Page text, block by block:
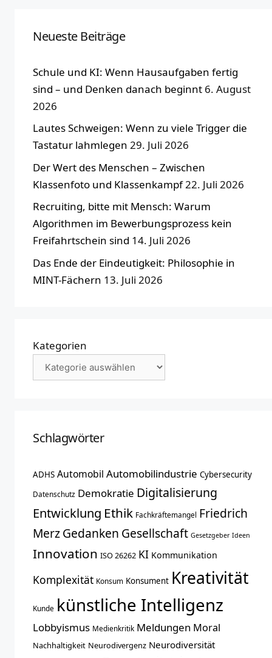
Neueste Beiträge
Schule und KI: Wenn Hausaufgaben fertig
sind – und Denken danach beginnt 6. August
2026
Lautes Schweigen: Wenn zu viele Trigger die
Tastatur lahmlegen 29. Juli 2026
Der Wert des Menschen – Zwischen
Klassenfoto und Klassenkampf22. Juli 2026
Recruiting, bitte mit Mensch: Warum
Algorithmen im Bewerbungsprozess kein
Freifahrtschein sind 14. Juli 2026
Das Ende der Eindeutigkeit: Philosophie in
MINT-Fächern 13. Juli 2026
Kategorien
Schlagwörter
ADHS Automobil Automobilindustrie Cybersecurity
Datenschutz Demokratie Digitalisierung
Entwicklung Ethik Fachkräftemangel Friedrich
MerzGedanken Gesellschaft Gesetzgeber Ideen
Innovation ISO 26262 KI Kommunikation
Komplexität Konsum Konsument Kreativität
Kunde künstliche Intelligenz
Lobbyismus Medienkritik Meldungen Moral
Nachhaltigkeit Neurodivergenz Neurodiversität